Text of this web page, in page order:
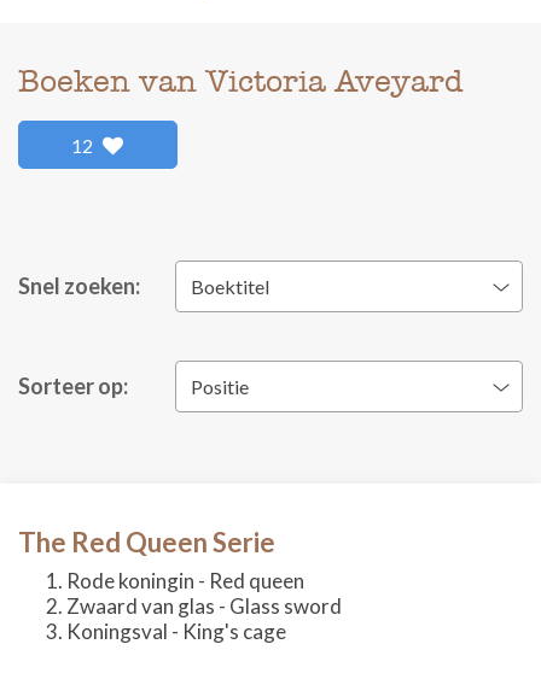
Boeken van Victoria Aveyard
12
Snel zoeken: Boektitel
Sorteer op: Positie
The Red Queen Serie
Rode koningin - Red queen
Zwaard van glas - Glass sword
Koningsval - King's cage